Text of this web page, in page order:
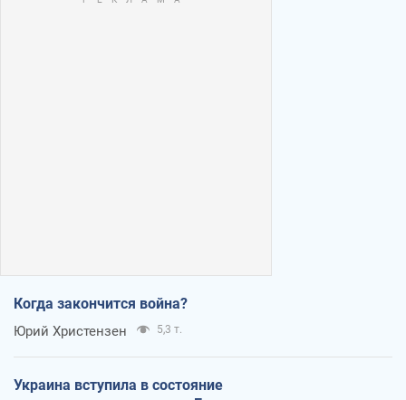
Когда закончится война?
Юрий Христензен 5,3 т.
Украина вступила в состояние